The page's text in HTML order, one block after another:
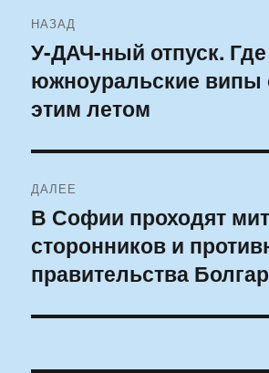
по
записям
НАЗАД
Предыдущая
запись:
У-ДАЧ-ный отпуск. Где
южноуральские випы
этим летом
ДАЛЕЕ
Следующая
запись:
В Софии проходят
сторонников и
правительства